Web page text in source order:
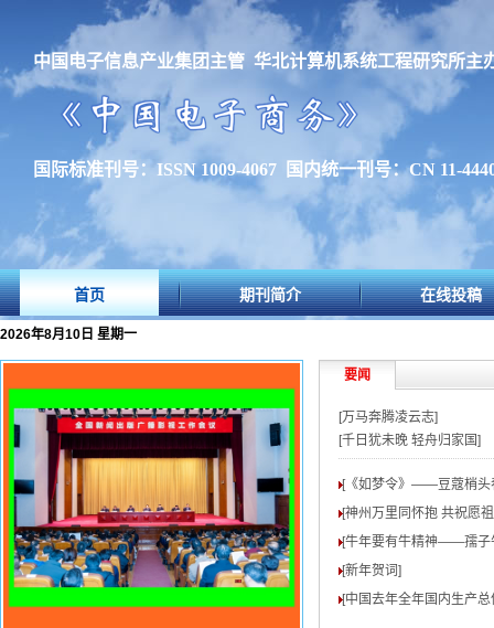
中国电子信息产业集团主管 华北计算机系统工程研究所主
国际标准刊号：ISSN 1009-4067 国内统一刊号：CN 11-
首页 期刊简介 在线投稿
2026年8月10日 星期一
要闻
[万马奔腾凌云志]
[千日犹未晚 轻舟归家国]
[《如梦令》——豆蔻梢头
[神州万里同怀抱 共祝愿
[牛年要有牛精神——孺子
[新年贺词]
[中国去年全年国内生产